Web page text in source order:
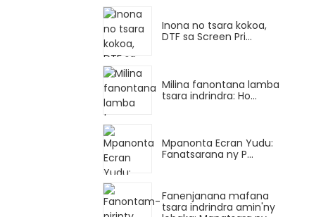
Inona no tsara kokoa,
DTF sa Screen Pri...
Milina fanontana lamba
tsara indrindra: Ho...
Mpanonta Ecran Yudu:
Fanatsarana ny P...
Fanenjanana mafana
tsara indrindra amin'ny